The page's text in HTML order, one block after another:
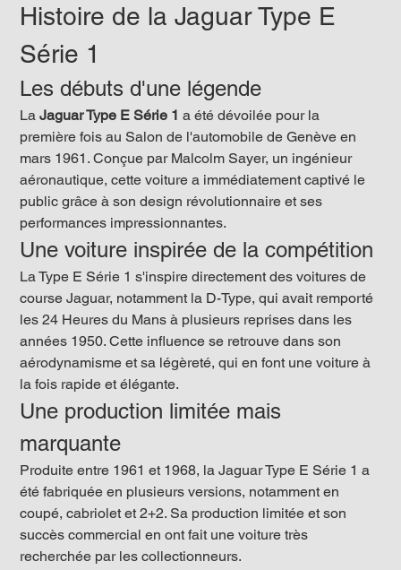
Histoire de la Jaguar Type E
Série 1
Les débuts d'une légende
La Jaguar Type E Série 1 a été dévoilée pour la
première fois au Salon de l'automobile de Genève en
mars 1961. Conçue par Malcolm Sayer, un ingénieur
aéronautique, cette voiture a immédiatement captivé le
public grâce à son design révolutionnaire et ses
performances impressionnantes.
Une voiture inspirée de la compétition
La Type E Série 1 s'inspire directement des voitures de
course Jaguar, notamment la D-Type, qui avait remporté
les 24 Heures du Mans à plusieurs reprises dans les
années 1950. Cette influence se retrouve dans son
aérodynamisme et sa légèreté, qui en font une voiture à
la fois rapide et élégante.
Une production limitée mais
marquante
Produite entre 1961 et 1968, la Jaguar Type E Série 1 a
été fabriquée en plusieurs versions, notamment en
coupé, cabriolet et 2+2. Sa production limitée et son
succès commercial en ont fait une voiture très
recherchée par les collectionneurs.